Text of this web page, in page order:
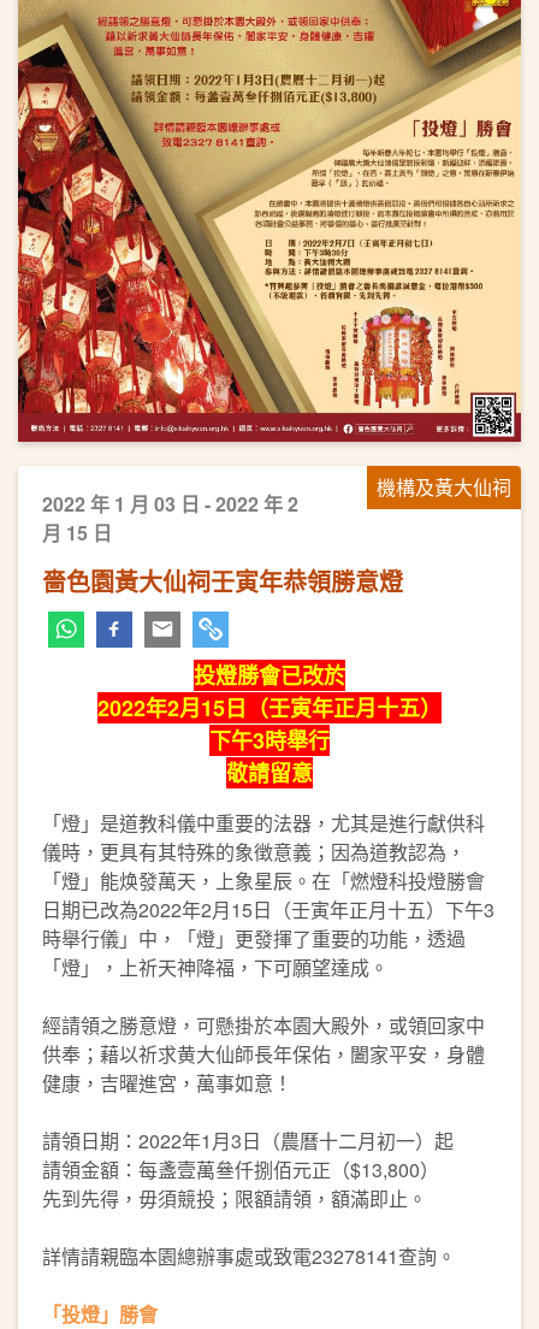
機構及黃大仙祠
2022 年 1 月 03 日 - 2022 年 2
月 15 日
嗇色園黃大仙祠壬寅年恭領勝意燈
投燈勝會已改於
2022年2月15日（壬寅年正月十五）
下午3時舉行
敬請留意
「燈」是道教科儀中重要的法器，尤其是進行獻供科
儀時，更具有其特殊的象徴意義；因為道教認為，
「燈」能焕發萬天，上象星辰。在「燃燈科投燈勝會
日期已改為2022年2月15日（壬寅年正月十五）下午3
時舉行儀」中，「燈」更發揮了重要的功能，透過
「燈」，上祈天神降福，下可願望達成。
經請領之勝意燈，可懸掛於本園大殿外，或領回家中
供奉；藉以祈求黄大仙師長年保佑，闔家平安，身體
健康，吉曜進宮，萬事如意！
請領日期：2022年1月3日（農曆十二月初一）起
請領金額：每盞壹萬叄仟捌佰元正（$13,800）
先到先得，毋須競投；限額請領，額滿即止。
詳情請親臨本園總辦事處或致電23278141查詢。
「投燈」勝會